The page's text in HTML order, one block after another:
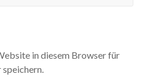
in diesem Browser für
speichern.